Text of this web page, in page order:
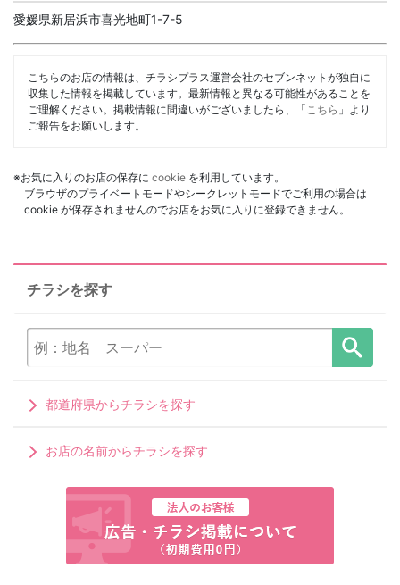
愛媛県新居浜市喜光地町1-7-5
こちらのお店の情報は、チラシプラス運営会社のセブンネットが独自に
収集した情報を掲載しています。最新情報と異なる可能性があることを
ご理解ください。掲載情報に間違いがございましたら、「 こちら 」より
ご報告をお願いします。
※お気に入りのお店の保存に cookie を利用しています。
ブラウザのプライベートモードやシークレットモードでご利用の場合は
cookie が保存されませんのでお店をお気に入りに登録できません。
チラシを探す
都道府県からチラシを探す
お店の名前からチラシを探す